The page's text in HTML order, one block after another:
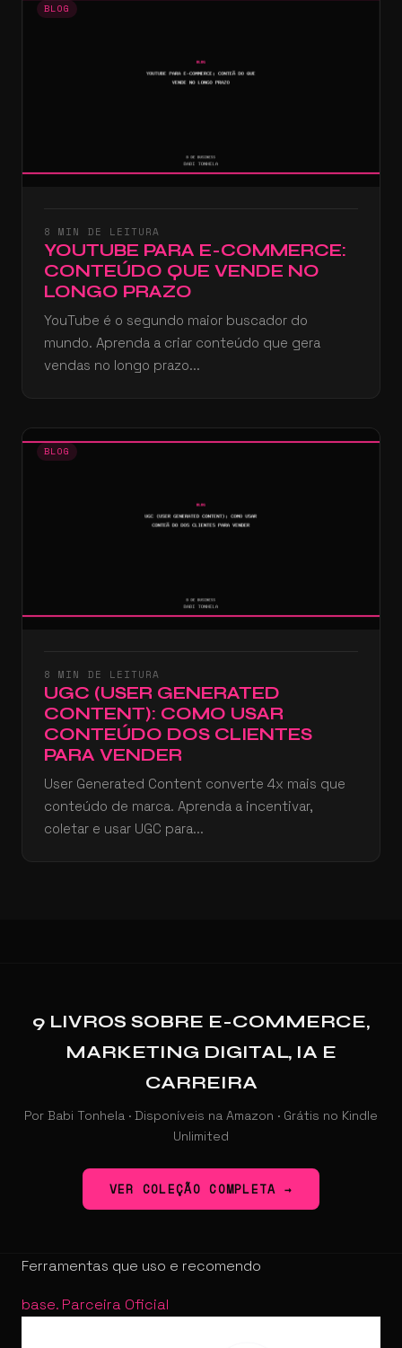
BLOG
8 MIN DE LEITURA
YOUTUBE PARA E-COMMERCE:
CONTEÚDO QUE VENDE NO
LONGO PRAZO
YouTube é o segundo maior buscador do
mundo. Aprenda a criar conteúdo que gera
vendas no longo prazo...
BLOG
8 MIN DE LEITURA
UGC (USER GENERATED
CONTENT): COMO USAR
CONTEÚDO DOS CLIENTES
PARA VENDER
User Generated Content converte 4x mais que
conteúdo de marca. Aprenda a incentivar,
coletar e usar UGC para...
9 LIVROS SOBRE E-COMMERCE,
MARKETING DIGITAL, IA E
CARREIRA
Por Babi Tonhela · Disponíveis na Amazon · Grátis no Kindle
Unlimited
VER COLEÇÃO COMPLETA →
Ferramentas que uso e recomendo
base. Parceira Oficial